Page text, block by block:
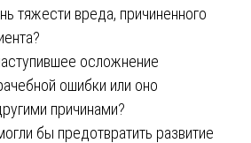
тяжести вреда, причиненного
осложнение
ошибки или оно
причинами?
бы предотвратить развитие